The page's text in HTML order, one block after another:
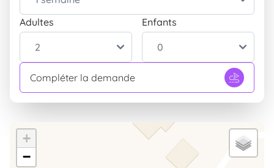
Barbecue
Adultes Enfants
Compléter la demande
+
−